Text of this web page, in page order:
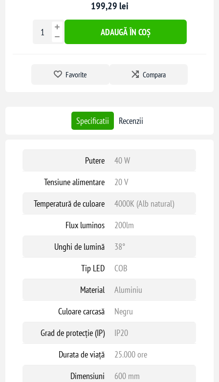
contribuind la reducerea costurilor de operare.
199,29 lei
ADAUGĂ ÎN COȘ
Favorite Compara
Specificatii Recenzii
Putere
40 W
Tensiune alimentare
20 V
Temperatură de culoare
4000K (Alb natural)
Flux luminos
200lm
Unghi de lumină
38°
Tip LED
COB
Material
Aluminiu
Culoare carcasă
Negru
Grad de protecție (IP)
IP20
Durata de viață
25.000 ore
Dimensiuni
600 mm